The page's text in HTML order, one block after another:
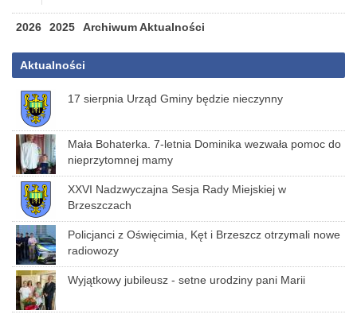
2026 2025 Archiwum Aktualności
Aktualności
17 sierpnia Urząd Gminy będzie nieczynny
Mała Bohaterka. 7-letnia Dominika wezwała pomoc do
nieprzytomnej mamy
XXVI Nadzwyczajna Sesja Rady Miejskiej w
Brzeszczach
Policjanci z Oświęcimia, Kęt i Brzeszcz otrzymali nowe
radiowozy
Wyjątkowy jubileusz - setne urodziny pani Marii